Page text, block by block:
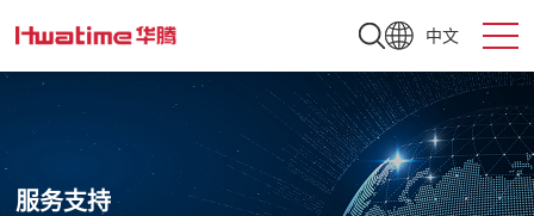
中文
服务支持